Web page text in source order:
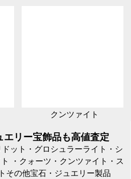
クンツァイト
エリー宝飾品も高値査定
ドット・グロシュラーライト・シ
・クォーツ・クンツァイト・ス
その他宝石・ジュエリー製品